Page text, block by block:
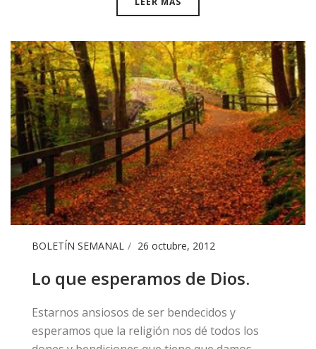
BOLETÍN SEMANAL 26 octubre, 2012
​​Lo que esperamos de Dios.
Estarnos ansiosos de ser bendecidos y
esperamos que la religión nos dé todos los